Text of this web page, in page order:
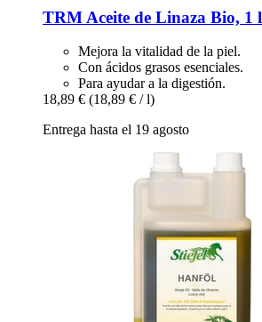
TRM Aceite de Linaza Bio, 1 l
Mejora la vitalidad de la piel.
Con ácidos grasos esenciales.
Para ayudar a la digestión.
18,89 € (18,89 € / l)
Entrega hasta el 19 agosto